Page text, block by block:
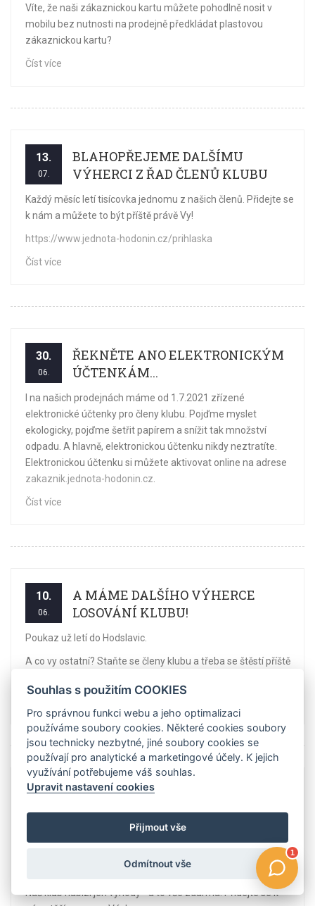
Víte, že naši zákaznickou kartu můžete pohodlně nosit v
mobilu bez nutnosti na prodejně předkládat plastovou
zákaznickou kartu?
Číst více
13.
07.
BLAHOPŘEJEME DALŠÍMU
VÝHERCI Z ŘAD ČLENŮ KLUBU
Každý měsíc letí tisícovka jednomu z našich členů. Přidejte se
k nám a můžete to být příště právě Vy!
https://www.jednota-hodonin.cz/prihlaska
Číst více
30.
06.
ŘEKNĚTE ANO ELEKTRONICKÝM
ÚČTENKÁM...
I na našich prodejnách máme od 1.7.2021 zřízené
elektronické účtenky pro členy klubu. Pojďme myslet
ekologicky, pojďme šetřit papírem a snížit tak množství
odpadu. A hlavně, elektronickou účtenku nikdy neztratíte.
Elektronickou účtenku si můžete aktivovat online na adrese
zakaznik.jednota-hodonin.cz
Číst více
10.
06.
A MÁME DALŠÍHO VÝHERCE
LOSOVÁNÍ KLUBU!
Poukaz už letí do Hodslavic.
A co vy ostatní? Staňte se členy klubu a třeba se štěstí příště
11.
05.
DALŠÍ VÝHERCE LOSOVÁNÍ Z
DATABÁZE ČLENŮ KLUBU
měsíc duben panu Viktorýnovi a přejeme spoustu příjemných
nákupů v našich prodejnách.
Náš klub nabízí jen výhody - a to vše zdarma. Přidejte se k
Souhlas s použitím COOKIES
Pro správnou funkci webu a jeho optimalizaci
používáme soubory cookies. Některé cookies soubory
jsou technicky nezbytné, jiné soubory cookies se
používají pro analytické a marketingové účely. K jejich
využívání potřebujeme váš souhlas.
Upravit nastavení cookies
Přijmout vše
Odmítnout vše